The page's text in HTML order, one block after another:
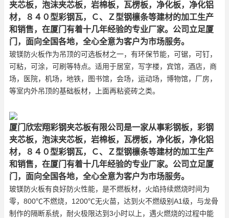
夹芯板，泡沫夹芯板，岩棉板，瓦楞板，净化板，净化铝
材，８４０型彩钢瓦，Ｃ、Ｚ型钢檩条等建材的加工生产
和销售，在厦门有着十几年经验的专业厂家。公司立足厦
门，面向全国各地，全心全意为客户为市场服务。
玻镁防火板作为吊顶的可选板材之一，有环保节能，可锯，可钉，
可粘，可涂，可刷等特点。适用于居室，写字楼，宾馆，酒店，商
场，医院，机场，地铁，图书馆，会场，运动场，博物馆，厂房，
等室内外吊顶的基础板材，上面再粘瓷砖之类。
厦门欣宏翔彩钢夹芯板有限公司是一家从事彩钢板，彩钢
夹芯板，泡沫夹芯板，岩棉板，瓦楞板，净化板，净化铝
材，８４０型彩钢瓦，Ｃ、Ｚ型钢檩条等建材的加工生产
和销售，在厦门有着十几年经验的专业厂家。公司立足厦
门，面向全国各地，全心全意为客户为市场服务。
玻镁防火板有良好防火性能，是不燃板材，火焰持续燃烧时间为
零，800℃不燃烧，1200℃无火苗，达到火不燃级别A1级，与龙骨
制作的隔断系统，耐火极限达到3小时以上，遇火燃烧的过程中能